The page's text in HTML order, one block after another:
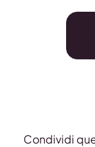
Condividi